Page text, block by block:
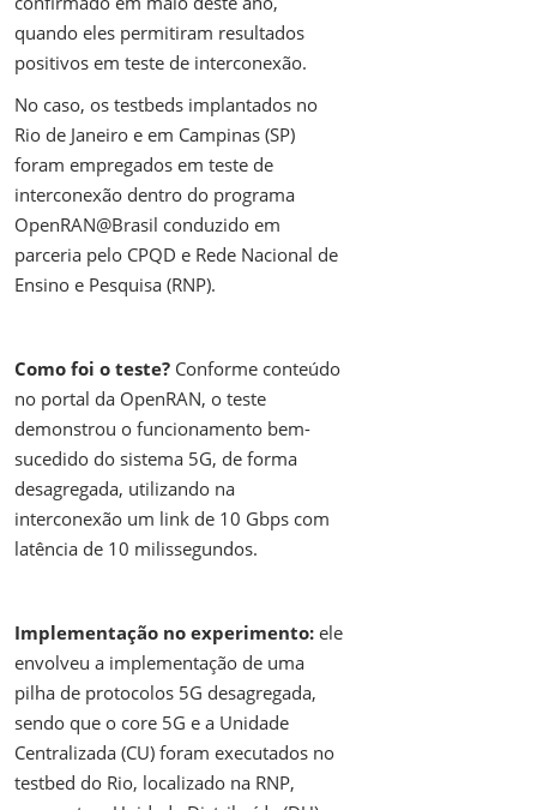
quando eles permitiram resultados
positivos em teste de interconexão.
No caso, os testbeds implantados no
Rio de Janeiro e em Campinas (SP)
foram empregados em teste de
interconexão dentro do programa
OpenRAN@Brasil conduzido em
parceria pelo CPQD e Rede Nacional de
Ensino e Pesquisa (RNP).
Como foi o teste? Conforme conteúdo
no portal da OpenRAN, o teste
demonstrou o funcionamento bem-
sucedido do sistema 5G, de forma
desagregada, utilizando na
interconexão um link de 10 Gbps com
latência de 10 milissegundos.
Implementação no experimento: ele
envolveu a implementação de uma
pilha de protocolos 5G desagregada,
sendo que o core 5G e a Unidade
Centralizada (CU) foram executados no
testbed do Rio, localizado na RNP,